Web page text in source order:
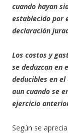
cuando hayan
establecido por
declaración
Los costos y
se deduzcan en
deducibles en
aun cuando se
ejercicio
Según se